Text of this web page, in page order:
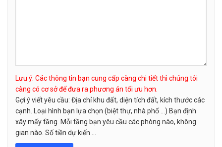
Lưu ý: Các thông tin bạn cung cấp càng chi tiết thì chúng tôi
càng có cơ sở để đưa ra phương án tối ưu hơn.
Gợi ý viết yêu cầu: Địa chỉ khu đất, diện tích đất, kích thước các
cạnh. Loại hình bạn lựa chọn (biệt thự, nhà phố …) Bạn định
xây mấy tầng. Mỗi tầng bạn yêu cầu các phòng nào, không
gian nào. Số tiền dự kiến ...